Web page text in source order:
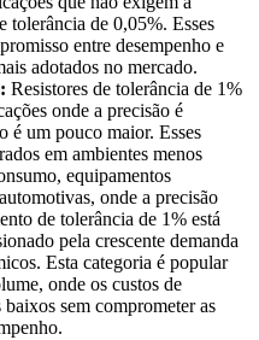
tolerância de 0,05%. Esses
entre desempenho e
adotados no mercado.
Resistores de tolerância de 1%
onde a precisão é
é um pouco maior. Esses
em ambientes menos
equipamentos
onde a precisão
de tolerância de 1% está
pela crescente demanda
Esta categoria é popular
onde os custos de
sem comprometer as